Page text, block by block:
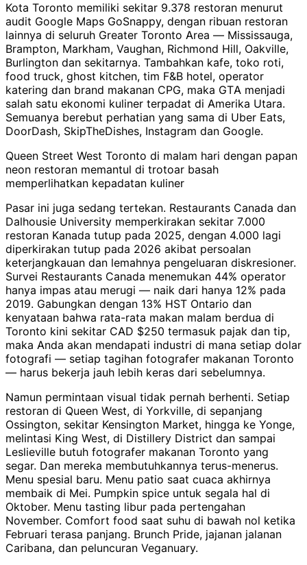
Kota Toronto memiliki sekitar 9.378 restoran menurut
audit Google Maps GoSnappy, dengan ribuan restoran
lainnya di seluruh Greater Toronto Area — Mississauga,
Brampton, Markham, Vaughan, Richmond Hill, Oakville,
Burlington dan sekitarnya. Tambahkan kafe, toko roti,
food truck, ghost kitchen, tim F&B hotel, operator
katering dan brand makanan CPG, maka GTA menjadi
salah satu ekonomi kuliner terpadat di Amerika Utara.
Semuanya berebut perhatian yang sama di Uber Eats,
DoorDash, SkipTheDishes, Instagram dan Google.
Queen Street West Toronto di malam hari dengan papan
neon restoran memantul di trotoar basah
memperlihatkan kepadatan kuliner
Pasar ini juga sedang tertekan. Restaurants Canada dan
Dalhousie University memperkirakan sekitar 7.000
restoran Kanada tutup pada 2025, dengan 4.000 lagi
diperkirakan tutup pada 2026 akibat persoalan
keterjangkauan dan lemahnya pengeluaran diskresioner.
Survei Restaurants Canada menemukan 44% operator
hanya impas atau merugi — naik dari hanya 12% pada
2019. Gabungkan dengan 13% HST Ontario dan
kenyataan bahwa rata-rata makan malam berdua di
Toronto kini sekitar CAD $250 termasuk pajak dan tip,
maka Anda akan mendapati industri di mana setiap dolar
fotografi — setiap tagihan fotografer makanan Toronto
— harus bekerja jauh lebih keras dari sebelumnya.
Namun permintaan visual tidak pernah berhenti. Setiap
restoran di Queen West, di Yorkville, di sepanjang
Ossington, sekitar Kensington Market, hingga ke Yonge,
melintasi King West, di Distillery District dan sampai
Leslieville butuh fotografer makanan Toronto yang
segar. Dan mereka membutuhkannya terus-menerus.
Menu spesial baru. Menu patio saat cuaca akhirnya
membaik di Mei. Pumpkin spice untuk segala hal di
Oktober. Menu tasting libur pada pertengahan
November. Comfort food saat suhu di bawah nol ketika
Februari terasa panjang. Brunch Pride, jajanan jalanan
Caribana, dan peluncuran Veganuary.